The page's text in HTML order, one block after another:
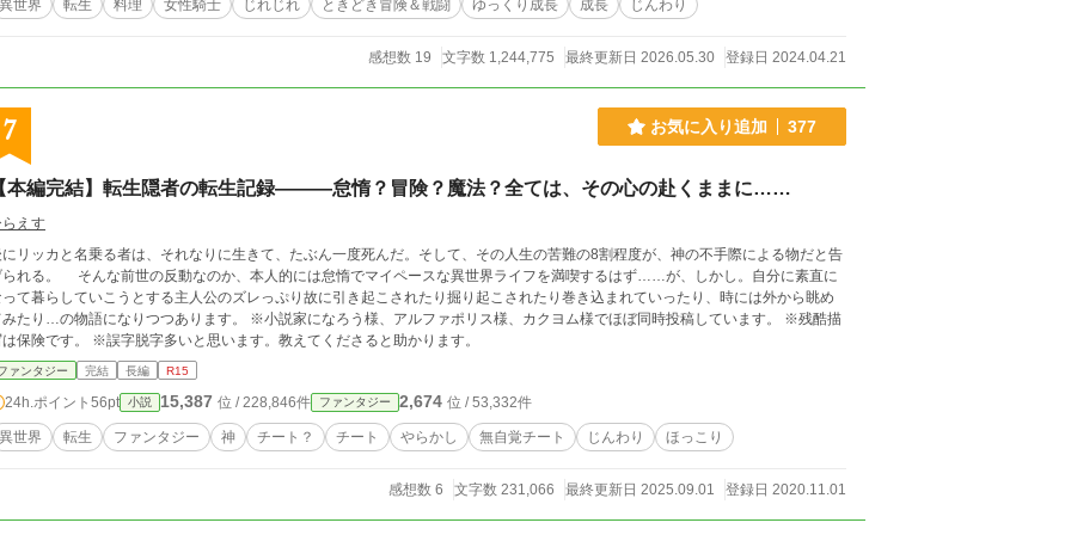
異世界 転生 料理 女性騎士 じれじれ ときどき冒険＆戦闘 ゆっくり成長 成長 じんわり
感想数 19 文字数 1,244,775 最終更新日 2026.05.30 登録日 2024.04.21
7 お気に入り追加 377
本編完結】転生隠者の転生記録———怠惰？冒険？魔法？全ては、その心の赴くままに……
えす
リッカと名乗る者は、それなりに生きて、たぶん一度死んだ。そして、その人生の苦難の8割程度が、神の不手際による物だと告
なのか、本人的には怠惰でマイペースな異世界ライフを満喫するはず……が、しかし。自分に素直に
って暮らしていこうとする主人公のズレっぷり故に引き起こされたり掘り起こされたり巻き込まれていったり、時には外から眺め
…の物語になりつつあります。 ※小説家になろう様、アルファポリス様、カクヨム様でほぼ同時投稿しています。 ※残酷描
保険です。 ※誤字脱字多いと思います。教えてくださると助かります。
ァンタジー 完結 長編 R15
24h.ポイント 56pt 小説 15,387 位 / 228,846件 ファンタジー 2,674 位 / 53,332件
異世界 転生 ファンタジー 神 チート？ チート やらかし 無自覚チート じんわり ほっこり
感想数 6 文字数 231,066 最終更新日 2025.09.01 登録日 2020.11.01